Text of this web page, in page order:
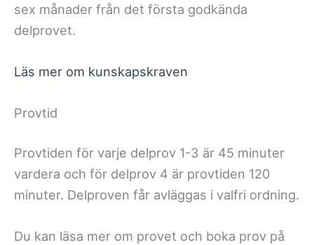
sex månader från det första godkända
delprovet.
Läs mer om kunskapskraven
Provtid
Provtiden för varje delprov 1-3 är 45 minuter
vardera och för delprov 4 är provtiden 120
minuter. Delproven får avläggas i valfri ordning.
Du kan läsa mer om provet och boka prov på